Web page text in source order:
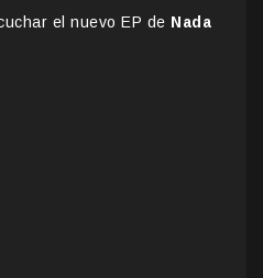
el nuevo EP de Nada